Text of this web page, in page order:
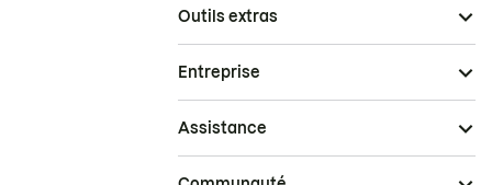
Outils extras
Entreprise
Assistance